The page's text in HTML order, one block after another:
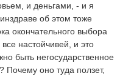
и деньгами, - и я
об этом тоже
окончательного выбора
настойчивей, и это
быть негосударственное
Почему оно туда ползет,